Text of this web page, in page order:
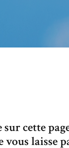
cette
laisse